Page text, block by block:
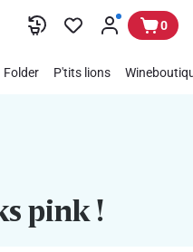
0
Folder P'tits lions
pink !